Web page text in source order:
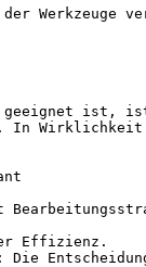
Werkzeuge
geeignet ist,
In Wirklichkeit
Effizienz.
Die